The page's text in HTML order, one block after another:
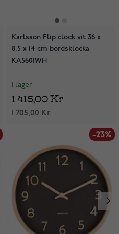
Karlsson Flip clock vit 36 x
8,5 x 14 cm bordsklocka
KA5601WH
I lager
1 705,00 Kr
1 415,00 Kr
-23%